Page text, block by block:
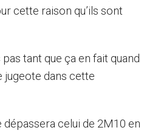
cette raison qu’ils sont
tant que ça en fait quand
jugeote dans cette
celui de 2M10 en